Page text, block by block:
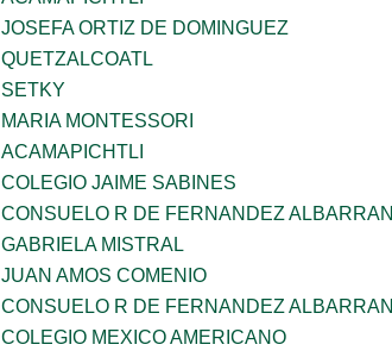
JOSEFA ORTIZ DE DOMINGUEZ
QUETZALCOATL
SETKY
MARIA MONTESSORI
ACAMAPICHTLI
COLEGIO JAIME SABINES
CONSUELO R DE FERNANDEZ ALBARRAN
GABRIELA MISTRAL
JUAN AMOS COMENIO
CONSUELO R DE FERNANDEZ ALBARRAN
COLEGIO MEXICO AMERICANO